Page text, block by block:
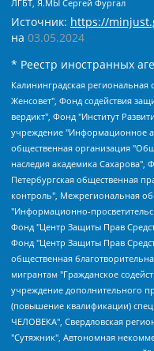
ЛГБТ, Я.МЫ Сергей Фургал
Источник: https://
на 03.05.2024
* Реестр иностранных
Калининградская региональная общественная организация "Экозащита!-Женсовет", Фонд содействия защите прав и свобод граждан "Общественный вердикт", Фонд "Институт Развития Свободы Информации", Частное учреждение "Информационное агентство МЕМО. РУ", Региональная общественная организация "Общественная комиссия по сохранению наследия академика Сахарова", Фонд поддержки свободы прессы, Санкт-Петербургская общественная правозащитная организация "Гражданский контроль", Межрегиональная общественная организация "Информационно-просветительский центр "Мемориал", Региональный Фонд "Центр Защиты Прав Средств Массовой Информации", с 05.12.2023 Фонд "Центр Защиты Прав Средств массовой информации", Региональная общественная благотворительная организация помощи беженцам и мигрантам "Гражданское содействие", Негосударственное образовательное учреждение дополнительного профессионального образования (повышение квалификации) специалистов "АКАДЕМИЯ ПО ПРАВАМ ЧЕЛОВЕКА", Свердловская региональная общественная организация "Сутяжник", Автономная некоммерческая организация "Центр независимых социологических исследований", Союз общественных объединений "Российский исследовательский центр по правам человека", Региональное общественное учреждение научно-информационный центр "МЕМОРИАЛ", Некоммерческая организация "Фонд защиты гласности", Автономная некоммерческая организация "Институт прав человека", Городская общественная организация "Екатеринбургское общество "МЕМОРИАЛ", Городская общественная организация "Рязанское историко-просветительское и правозащитное общество "Мемориал" (Рязанский Мемориал), Челябинский региональный орган общественной самодеятельности – женское общественное объединение "Женщины Евразии", Челябинский региональный орган общественной самодеятельности "Уральская правозащитная группа", Фонд содействия защите здоровья и социальной справедливости имени Андрея Рылькова, Автономная Некоммерческая Организация "Аналитический Центр Юрия Левады", Автономная некоммерческая организация социальной поддержки населения "Проект Апрель", Региональная общественная организация помощи женщинам и детям, находящимся в кризисной ситуации "Информационно-методический центр "Анна", Фонд содействия развитию массовых коммуникаций и правовому просвещению "Так-так-Так", Фонд содействия устойчивому развитию "Серебряная тайга", Свердловский региональный общественный фонд социальных проектов "Новое время", "Idel.Реалии", Кавказ.Реалии, Крым.Реалии, Телеканал Настоящее Время, Татаро-башкирская служба Радио Свобода (Azatliq Radiosi), Радио Свободная Европа/Радио Свобода (PCE/PC), "Сибирь.Реалии", "Фактограф", Благотворительный фонд помощи осужденным и их семьям, Автономная некоммерческая организация "Институт глобализации и социальных движений", Фонд "В защиту прав заключенных", Частное учреждение "Центр поддержки и содействия развитию средств массовой информации", Пензенский региональный общественный благотворительный фонд "Гражданский союз", "Север.Реалии", Некоммерческая организация Фонд "Правовая инициатива", Общество с ограниченной ответственностью "Радио Свободная Европа/Радио Свобода", Чешское информационное агентство "MEDIUM-ORIENT", Красноярская региональная общественная организация "Мы против СПИДа", Камалягин Денис Николаевич, Маркелов Сергей Евгеньевич, Пономарев Лев Александрович, Савицкая Людмила Алексеевна, Автономная некоммерческая организация "Центр по работе с проблемой насилия "НАСИЛИЮ.НЕТ", Межрегиональный профессиональный союз работников здравоохранения "Альянс врачей", Юридическое лицо, зарегистрированное в Латвийской Республике, SIA "Medusa Project" (регистрационный номер 40103797863, дата регистрации 10.06.2014), Некоммерческая организация "Фонд по борьбе с коррупцией", Автономная некоммерческая организация "Институт права и публичной политики", Баданин Роман Сергеевич, Гликин Максим Александрович, Железнова Мария Михайловна, Лукьянова Юлия Сергеевна, Маетная Елизавета Витальевна, Маняхин Петр Борисович, Чуракова Ольга Владимировна, Ярош Юлия Петровна, Юридическое лицо "The Insider SIA", зарегистрированное в Риге, Латвийская Республика (дата регистрации 26.06.2015), являющееся администратором доменного имени интернет-издания "The Insider SIA", https://theins.ru, Постернак Алексей Евгеньевич, Рубин Михаил Аркадьевич, Анин Роман Александрович, Юридическое лицо Istories fonds,